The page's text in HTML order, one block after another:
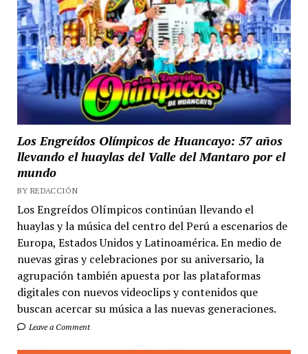
Los Engreídos Olímpicos de Huancayo: 57 años
llevando el huaylas del Valle del Mantaro por el
mundo
BY REDACCIÓN
Los Engreídos Olímpicos continúan llevando el
huaylas y la música del centro del Perú a escenarios de
Europa, Estados Unidos y Latinoamérica. En medio de
nuevas giras y celebraciones por su aniversario, la
agrupación también apuesta por las plataformas
digitales con nuevos videoclips y contenidos que
buscan acercar su música a las nuevas generaciones.
Leave a Comment